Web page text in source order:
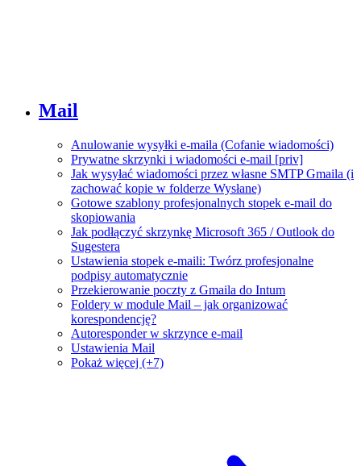
Mail
Anulowanie wysyłki e-maila (Cofanie wiadomości)
Prywatne skrzynki i wiadomości e-mail [priv]
Jak wysyłać wiadomości przez własne SMTP Gmaila (i
zachować kopie w folderze Wysłane)
Gotowe szablony profesjonalnych stopek e-mail do
skopiowania
Jak podłączyć skrzynkę Microsoft 365 / Outlook do
Sugestera
Ustawienia stopek e-maili: Twórz profesjonalne
podpisy automatycznie
Przekierowanie poczty z Gmaila do Intum
Foldery w module Mail – jak organizować
korespondencję?
Autoresponder w skrzynce e-mail
Ustawienia Mail
Pokaż więcej (+7)